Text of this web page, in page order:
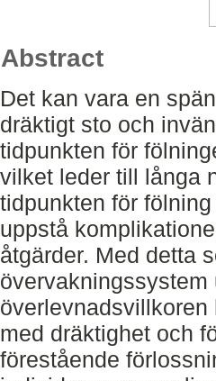
Abstract
Det kan vara en
dräktigt sto och
tidpunkten för
vilket leder till långa
tidpunkten för
uppstå
åtgärder. Med detta
med dräktighet och
förestående